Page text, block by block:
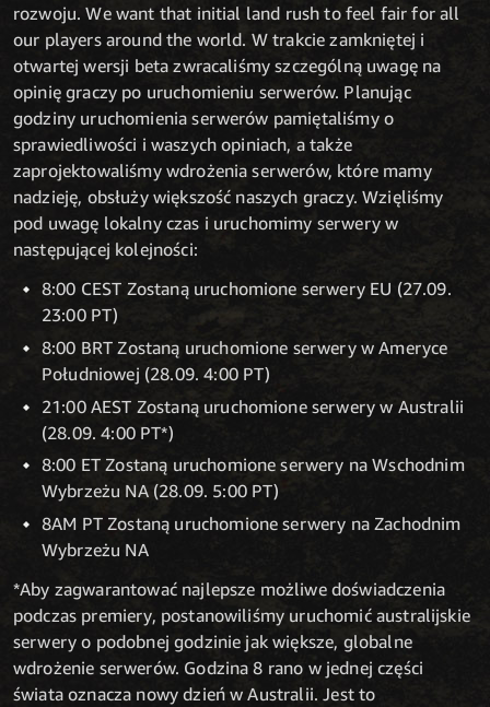
rozwoju. We want that initial land rush to feel fair for all
our players around the world. W trakcie zamkniętej i
otwartej wersji beta zwracaliśmy szczególną uwagę na
opinię graczy po uruchomieniu serwerów. Planując
godziny uruchomienia serwerów pamiętaliśmy o
sprawiedliwości i waszych opiniach, a także
zaprojektowaliśmy wdrożenia serwerów, które mamy
nadzieję, obsłuży większość naszych graczy. Wzięliśmy
pod uwagę lokalny czas i uruchomimy serwery w
następującej kolejności:
8:00 CEST Zostaną uruchomione serwery EU (27.09.
23:00 PT)
8:00 BRT Zostaną uruchomione serwery w Ameryce
Południowej (28.09. 4:00 PT)
21:00 AEST Zostaną uruchomione serwery w Australii
(28.09. 4:00 PT*)
8:00 ET Zostaną uruchomione serwery na Wschodnim
Wybrzeżu NA (28.09. 5:00 PT)
8AM PT Zostaną uruchomione serwery na Zachodnim
Wybrzeżu NA
*Aby zagwarantować najlepsze możliwe doświadczenia
podczas premiery, postanowiliśmy uruchomić australijskie
serwery o podobnej godzinie jak większe, globalne
wdrożenie serwerów. Godzina 8 rano w jednej części
świata oznacza nowy dzień w Australii. Jest to